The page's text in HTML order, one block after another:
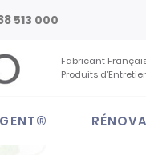
513 000
Fabricant
Produits